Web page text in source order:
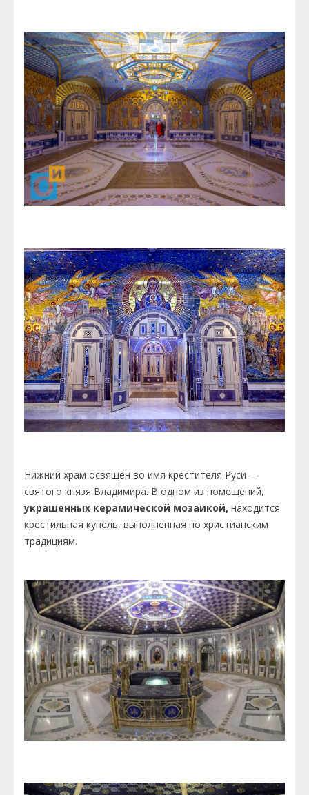
Нижний храм освящен во имя крестителя Руси —
святого князя Владимира. В одном из помещений,
украшенных керамической мозаикой, находится
крестильная купель, выполненная по христианским
традициям.